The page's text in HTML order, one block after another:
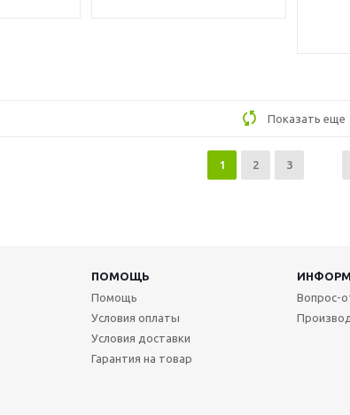
Показать еще
1 2 3
ПОМОЩЬ
Помощь
Условия оплаты
Условия доставки
Гарантия на товар
Вопрос-